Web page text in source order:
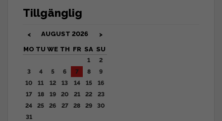
Tillgänglig
< AUGUST 2026
>
MO TU WE TH FR SA SU
1
2
3
4 5 6 7 8
9
10
11 12 13 14 15
16
17
18 19 20 21 22
23
24
25 26 27 28 29
30
31